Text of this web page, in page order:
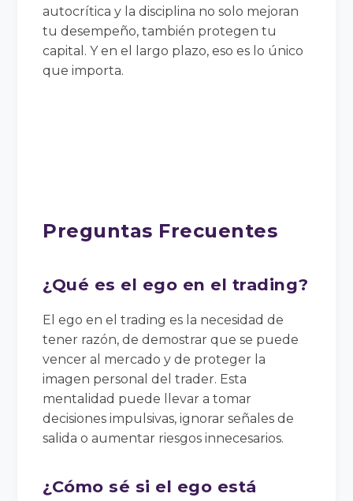
autocrítica y la disciplina no solo mejoran
tu desempeño, también protegen tu
capital. Y en el largo plazo, eso es lo único
que importa.
Preguntas Frecuentes
¿Qué es el ego en el trading?
El ego en el trading es la necesidad de
tener razón, de demostrar que se puede
vencer al mercado y de proteger la
imagen personal del trader. Esta
mentalidad puede llevar a tomar
decisiones impulsivas, ignorar señales de
salida o aumentar riesgos innecesarios.
¿Cómo sé si el ego está